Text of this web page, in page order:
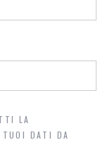
LA
TUOI DATI DA